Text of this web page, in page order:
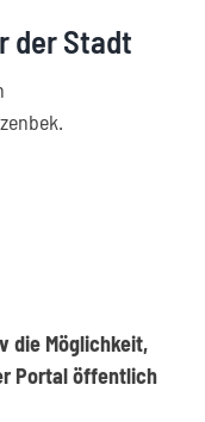
der Stadt
die Möglichkeit,
Portal öffentlich